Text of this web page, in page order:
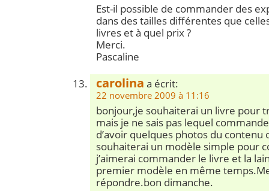
Est-il possible de commander des
dans des tailles différentes que
livres et à quel prix ?
Merci.
Pascaline
carolina a écrit:
22 novembre 2009 à 11:16
bonjour,je souhaiterai un livre pour
mais je ne sais pas lequel
d’avoir quelques photos du contenu
souhaiterai un modèle simple pour
j’aimerai commander le livre et la
premier modèle en même
répondre.bon dimanche.